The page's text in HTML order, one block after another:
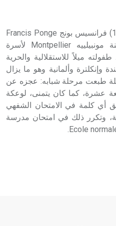
بونج (فرانسيس ـ) (1899 ـ 1988) فرانسيس بونج Francis Ponge
شاعر فرنسي و لد في مدينة مونبيلييه Montpellier لأسرة
ميلاً للاستقلالية والحرية
وإنكلترة وألمانية وهو ما يزال
طبعت مرحلة شبابه: عجزه عن
عشرة، كما كان يتمنى، لوعكة
كلمة في الامتحان الشفهي
وتكرر ذلك في امتحان مدرسة